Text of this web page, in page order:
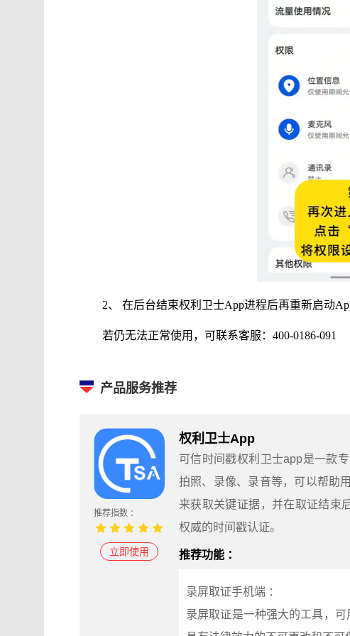
2、 在后台结束权利卫士App进程后再重新启动
若仍无法正常使用，可联系客服：400-0186-091
产品服务推荐
推荐指数 ：
立即使用
权利卫士App
可信时间戳权利卫士app是一款
拍照、录像、录音等，可以帮助
来获取关键证据，并在取证结束
权威的时间戳认证。
推荐功能 ：
录屏取证手机端 ：
录屏取证是一种强大的工具，